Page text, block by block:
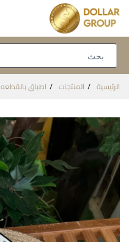
الرئيسية المنتجات اطباق بالقطعه